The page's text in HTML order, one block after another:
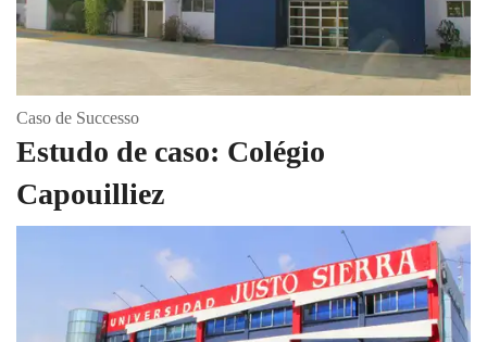
Caso de Successo
Estudo de caso: Colégio
Capouilliez